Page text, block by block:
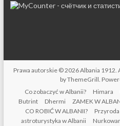
Prawa autorskie © 2026Albania 1912.
by ThemeGrill.
Co zobaczyć w Albanii?
Himara
Butrint
Dhermi ZAMEK W
CO ROBIĆ W ALBANII?
astroturystyka w Albanii